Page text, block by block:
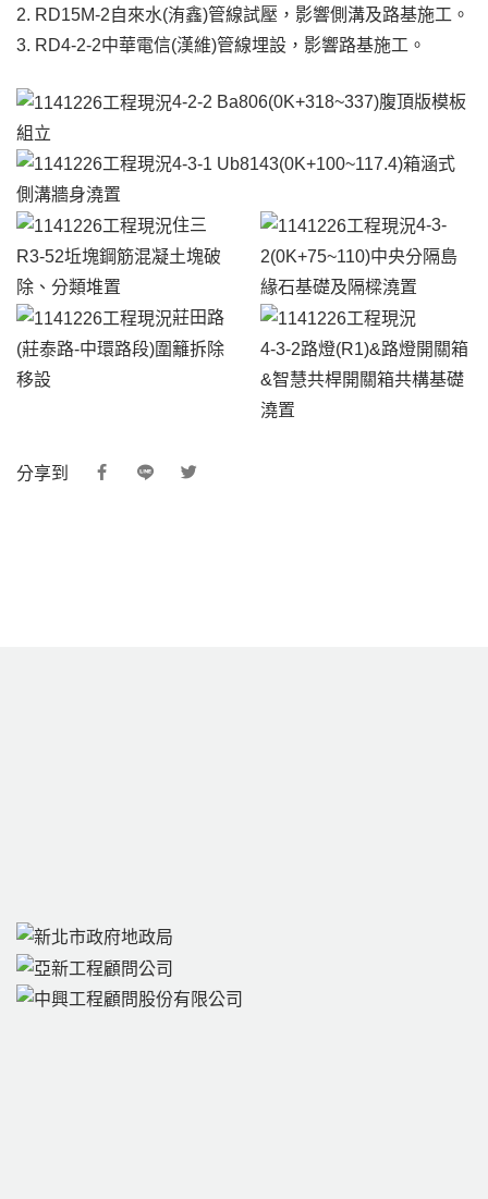
2. RD15M-2自來水(洧鑫)管線試壓，影響側溝及路基施工。
3. RD4-2-2中華電信(漢維)管線埋設，影響路基施工。
4-2-2 Ba806(0K+318~337)腹頂版模板
組立
4-3-1 Ub8143(0K+100~117.4)箱涵式
側溝牆身澆置
住三
R3-52坵塊鋼筋混凝土塊破
除、分類堆置
4-3-
2(0K+75~110)中央分隔島
緣石基礎及隔樑澆置
莊田路
(莊泰路-中環路段)圍籬拆除
移設
4-3-2路燈(R1)&路燈開關箱
&智慧共桿開關箱共構基礎
澆置
分享到